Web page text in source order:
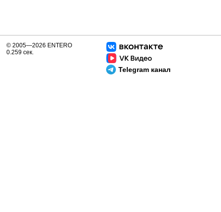
Telegram канал
© 2005—2026 ENTERO
0.259 сек.